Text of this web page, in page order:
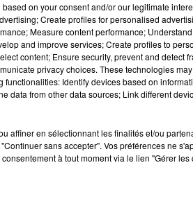
:« On est rentré dans la période de
qualifié « d’assassin silencieux » et
mal réglés dans les locaux mal
appareils de chauffage et ne
une vingtaine
on your consent and/or our legitimate
Create profiles for personalised
Measure content performance;
and improve services; Create profiles to
content; Ensure security, prevent and detect
privacy choices. These technologies
Identify devices based on
data from other data sources; Link different
affiner en sélectionnant les finalités et/ou
sans accepter". Vos préférences ne
à tout moment via le lien "Gérer les